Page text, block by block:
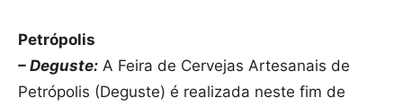
Petrópolis
– Deguste: A Feira de Cervejas Artesanais de
Petrópolis (Deguste) é realizada neste fim de